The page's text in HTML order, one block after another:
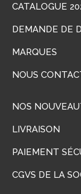
CATALOGUE
DEMANDE DE
MARQUES
NOUS
NOS
LIVRAISON
PAIEMENT
CGVS DE LA